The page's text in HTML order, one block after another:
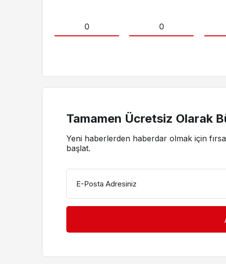
0 0
Tamamen Ücretsiz Olarak
Yeni haberlerden haberdar olmak için
başlat.
E-Posta Adresiniz